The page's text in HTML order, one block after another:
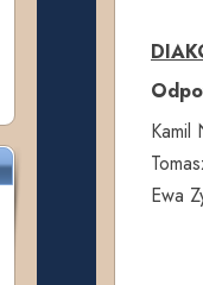
Kamil
Ewa